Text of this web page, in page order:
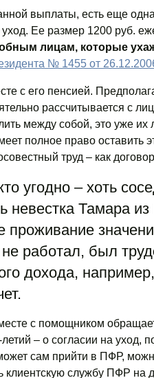
выплаты, есть еще
Ее размер 1200 руб.
лицам, которые
№ 1455 от
с его пенсией.
рассчитывается с
между собой, это уже
полное право оставить
труд – как
угодно – хоть
Тамара
проживание
работал, был
дохода,
с помощником
– о согласии на уход,
сам прийти в ПФР,
клиентскую службу ПФР на